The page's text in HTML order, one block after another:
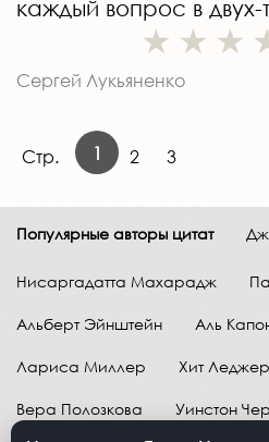
каждый вопрос в
Сергей Лукьяненко
Стр. 1 2 3
Популярные авторы цитат
Нисаргадатта Махарадж
Альберт Эйнштейн Аль
Лариса Миллер Хит Леджер
Вера Полозкова Уинстон